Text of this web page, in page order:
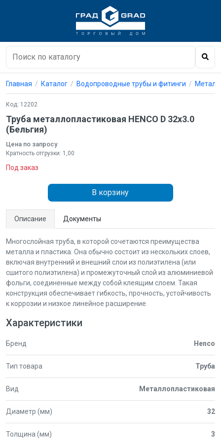
Главная Каталог Водопроводные трубы и фитинги
Код: 12202
Труба металлопластиковая HENCO D 32x3.0
(Бельгия)
Цена по запросу
Кратность отгрузки: 1,00
Под заказ
В корзину
Описание Документы
Многослойная труба, в которой сочетаются преимущества
металла и пластика. Она обычно состоит из нескольких слоев,
включая внутренний и внешний слои из полиэтилена (или
сшитого полиэтилена) и промежуточный слой из алюминиевой
фольги, соединенные между собой клеящим слоем. Такая
конструкция обеспечивает гибкость, прочность, устойчивость
к коррозии и низкое линейное расширение.
Характеристики
Бренд Henco
Тип товара Труба
Вид Металлопластиковая
Диаметр (мм) 32
Толщина (мм) 3